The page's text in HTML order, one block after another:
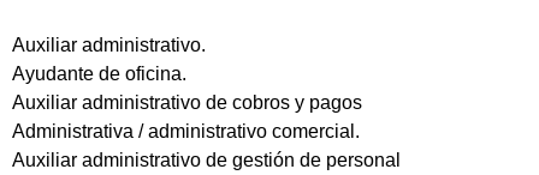
Auxiliar administrativo.
Ayudante de oficina.
Auxiliar administrativo de cobros y pagos
Administrativa / administrativo comercial.
Auxiliar administrativo de gestión de personal